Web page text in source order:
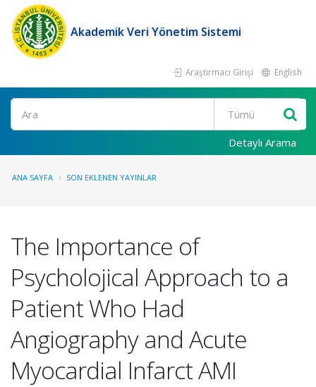
Akademik Veri Yönetim Sistemi
Araştırmacı Girişi English
Ara
Detaylı Arama
ANA SAYFA SON EKLENEN YAYINLAR
The Importance of
Psycholojical Approach to a
Patient Who Had
Angiography and Acute
Myocardial Infarct AMI